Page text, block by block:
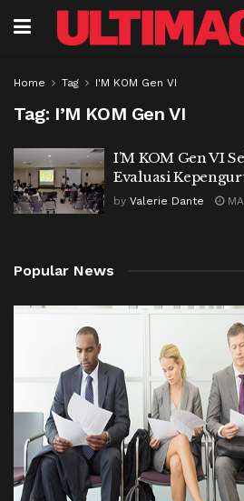
Home Tag I'M KOM Gen VI
Tag: I’M KOM Gen VI
I’M KOM Gen VI
Evaluasi
by Valerie Dante
Popular News